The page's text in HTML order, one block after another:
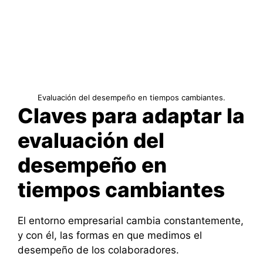
Evaluación del desempeño en tiempos cambiantes.
Claves para adaptar la
evaluación del
desempeño en
tiempos cambiantes
El entorno empresarial cambia constantemente,
y con él, las formas en que medimos el
desempeño de los colaboradores.